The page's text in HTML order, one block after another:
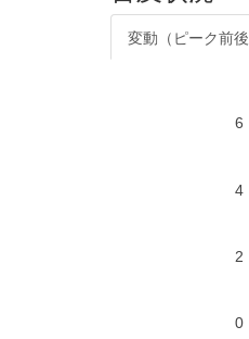
変動（ピーク前後
0
2
4
6